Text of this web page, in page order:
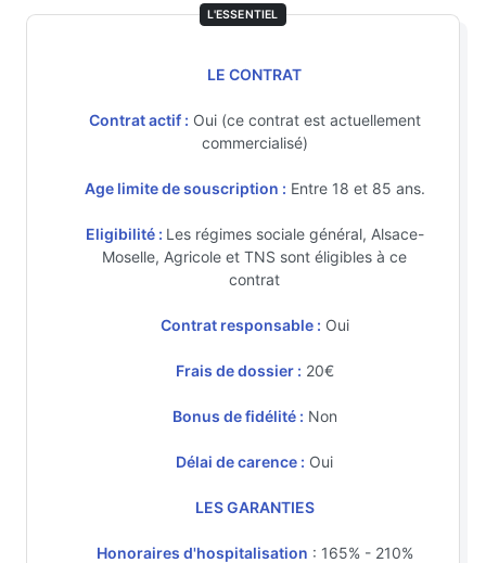
L'ESSENTIEL
LE CONTRAT
Contrat actif : Oui (ce contrat est actuellement
commercialisé)
Age limite de souscription : Entre 18 et 85 ans.
Eligibilité : Les régimes sociale général, Alsace-
Moselle, Agricole et TNS sont éligibles à ce
contrat
Contrat responsable : Oui
Frais de dossier : 20€
Bonus de fidélité : Non
Délai de carence : Oui
LES GARANTIES
Honoraires d'hospitalisation : 165% - 210%